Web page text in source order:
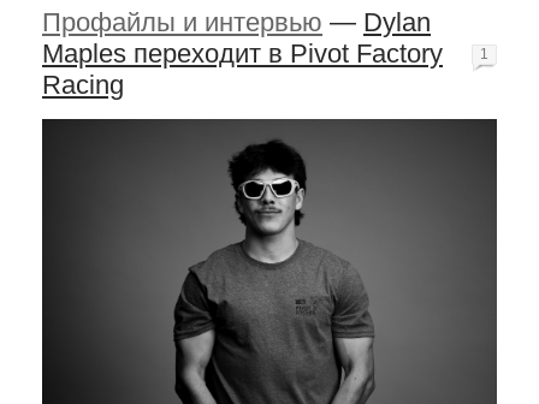
Профайлы и интервью — Dylan
Maples переходит в Pivot Factory
Racing
1